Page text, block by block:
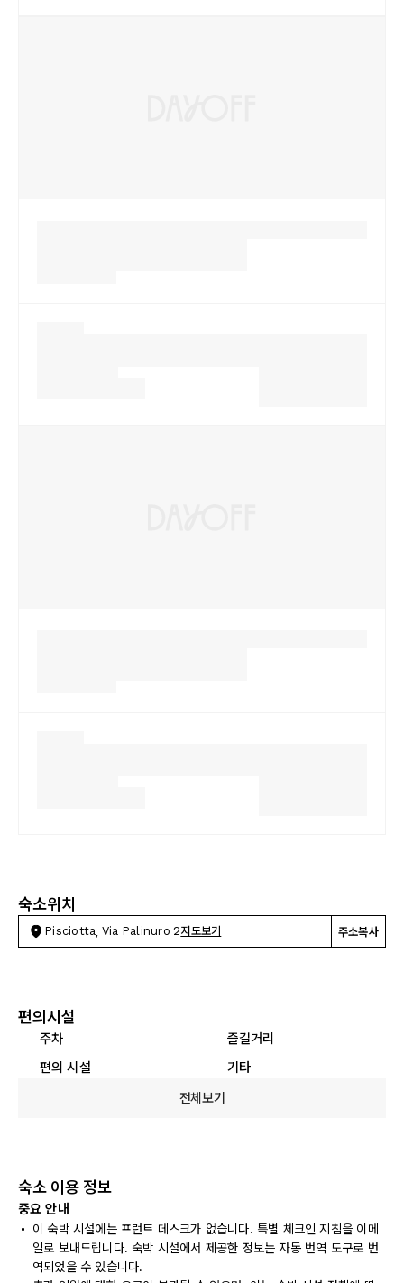
숙소위치
Pisciotta, Via Palinuro 2지도보기 주소복사
편의시설
주차
즐길거리
편의 시설
기타
전체보기
숙소 이용 정보
중요 안내
이 숙박 시설에는 프런트 데스크가 없습니다. 특별 체크인 지침을 이메
일로 보내드립니다. 숙박 시설에서 제공한 정보는 자동 번역 도구로 번
역되었을 수 있습니다.